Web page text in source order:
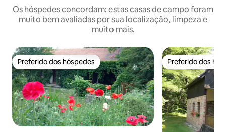
Os hóspedes concordam: estas casas de campo foram
muito bem avaliadas por sua localização, limpeza e
muito mais.
Preferido dos hóspedes
Preferido dos hóspedes Preferido dos
Preferido dos